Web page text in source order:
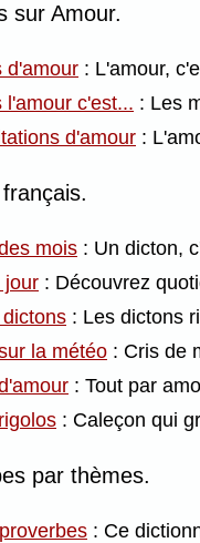
sur Amour.
d'amour : L'amour,
l'amour c'est... : Les
d'amour :
mois : Un dicton,
jour : Découvrez
: Les dictons
la météo : Cris de
: Tout par
: Caleçon qui
par thèmes.
: Ce